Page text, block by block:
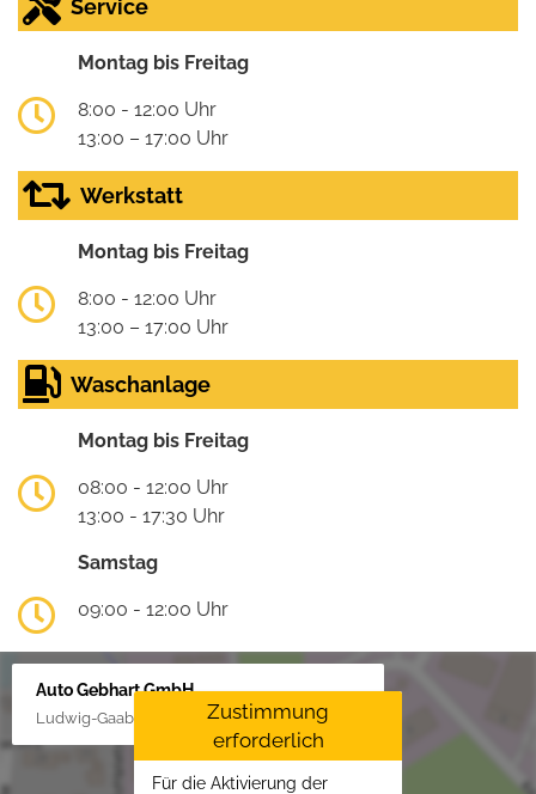
Service
Montag bis Freitag
8:00 - 12:00 Uhr
13:00 – 17:00 Uhr
Werkstatt
Montag bis Freitag
8:00 - 12:00 Uhr
13:00 – 17:00 Uhr
Waschanlage
Montag bis Freitag
08:00 - 12:00 Uhr
13:00 - 17:30 Uhr
Samstag
09:00 - 12:00 Uhr
Auto Gebhart GmbH
Ludwig-Gaab-Str. 4, 88427 Bad Schussenried
Zustimmung
erforderlich
Für die Aktivierung der